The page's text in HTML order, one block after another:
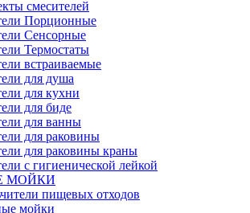
смесителей
Порционные
Сенсорные
Термостаты
встраиваемые
для душа
для кухни
для биде
для ванны
для раковины
для раковины краны
с гигиенической лейкой
МОЙКИ
пищевых отходов
мойки